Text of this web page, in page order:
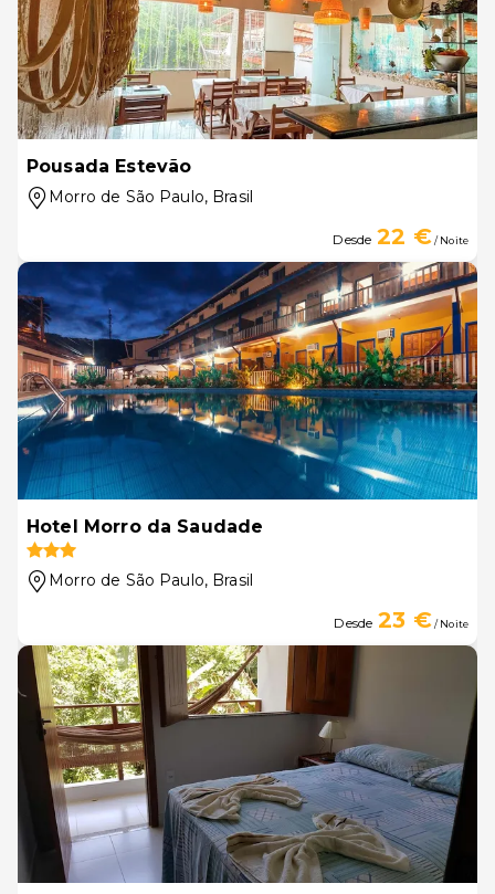
Pousada Estevão
Morro de São Paulo, Brasil
Desde 22 €/ Noite
Hotel Morro da Saudade
Morro de São Paulo, Brasil
Desde 23 €/ Noite